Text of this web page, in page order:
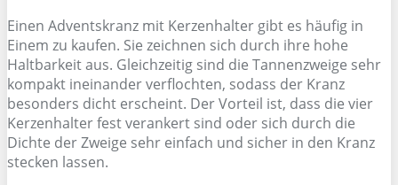
Einen Adventskranz mit Kerzenhalter gibt es häufig in
Einem zu kaufen. Sie zeichnen sich durch ihre hohe
Haltbarkeit aus. Gleichzeitig sind die Tannenzweige sehr
kompakt ineinander verflochten, sodass der Kranz
besonders dicht erscheint. Der Vorteil ist, dass die vier
Kerzenhalter fest verankert sind oder sich durch die
Dichte der Zweige sehr einfach und sicher in den Kranz
stecken lassen.